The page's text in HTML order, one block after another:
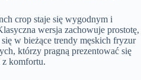
crop staje się wygodnym i
wersja zachowuje prostotę,
w bieżące trendy męskich fryzur
którzy pragną prezentować się
komfortu.